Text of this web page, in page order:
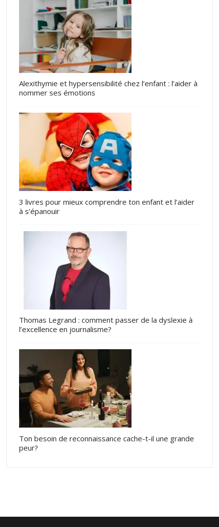
Alexithymie et hypersensibilité chez l’enfant : l’aider à
nommer ses émotions
3 livres pour mieux comprendre ton enfant et l’aider
à s’épanouir
Thomas Legrand : comment passer de la dyslexie à
l’excellence en journalisme?
Ton besoin de reconnaissance cache-t-il une grande
peur?